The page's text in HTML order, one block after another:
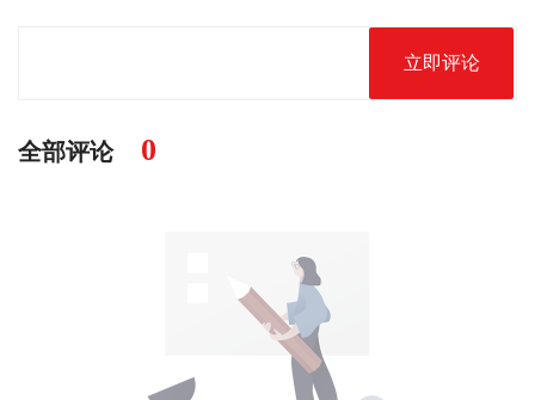
立即评论
全部评论 0